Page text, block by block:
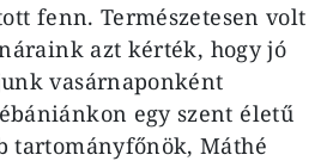
fenn. Természetesen volt
azt kérték, hogy jó
vasárnaponként
egy szent életű
tartományfőnök, Máthé